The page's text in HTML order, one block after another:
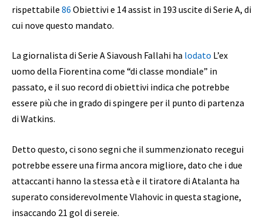
rispettabile 86 Obiettivi e 14 assist in 193 uscite di Serie A, di
cui nove questo mandato.
La giornalista di Serie A Siavoush Fallahi ha lodato L’ex
uomo della Fiorentina come “di classe mondiale” in
passato, e il suo record di obiettivi indica che potrebbe
essere più che in grado di spingere per il punto di partenza
di Watkins.
Detto questo, ci sono segni che il summenzionato recegui
potrebbe essere una firma ancora migliore, dato che i due
attaccanti hanno la stessa età e il tiratore di Atalanta ha
superato considerevolmente Vlahovic in questa stagione,
insaccando 21 gol di sereie.